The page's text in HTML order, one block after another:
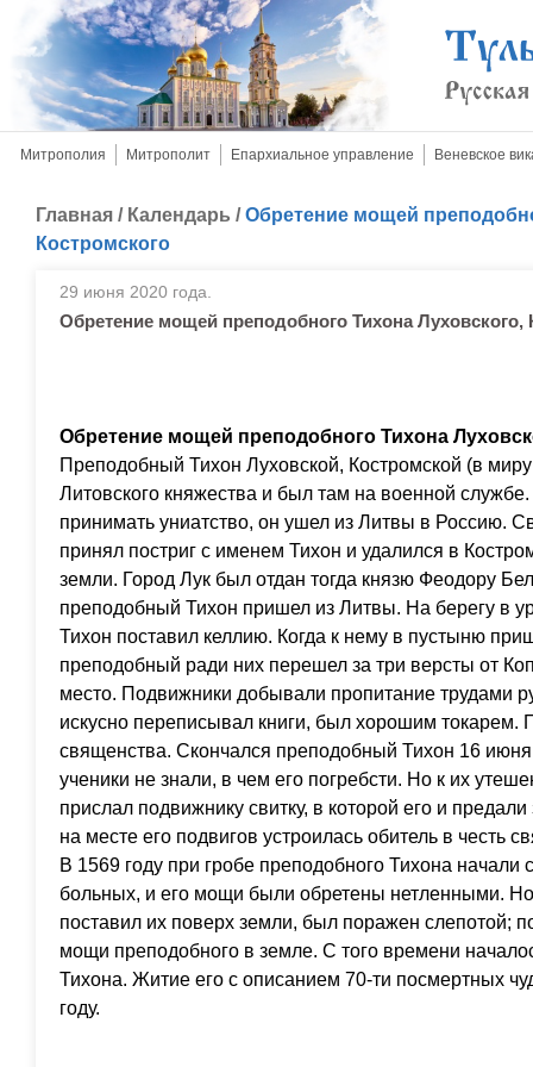
Митрополия Митрополит Епархиальное управление Веневское
Главная / Календарь /Обретение мощей
Костромского
29 июня 2020 года.
Обретение мощей преподобного Тихона Луховского,
Обретение мощей преподобного Тихона
Преподобный Тихон Луховской, Костромской (в
Литовского княжества и был там на военной
принимать униатство, он ушел из Литвы в Россию.
принял постриг с именем Тихон и удалился в
земли. Город Лук был отдан тогда князю Феодору
преподобный Тихон пришел из Литвы. На берегу в
Тихон поставил келлию. Когда к нему в пустыню
преподобный ради них перешел за три версты от
место. Подвижники добывали пропитание трудами
искусно переписывал книги, был хорошим токарем.
священства. Скончался преподобный Тихон 16 июня
ученики не знали, в чем его погребсти. Но к их
прислал подвижнику свитку, в которой его и
на месте его подвигов устроилась обитель в честь
В 1569 году при гробе преподобного Тихона начали
больных, и его мощи были обретены нетленными.
поставил их поверх земли, был поражен слепотой;
мощи преподобного в земле. С того времени
Тихона. Житие его с описанием 70-ти посмертных
году.